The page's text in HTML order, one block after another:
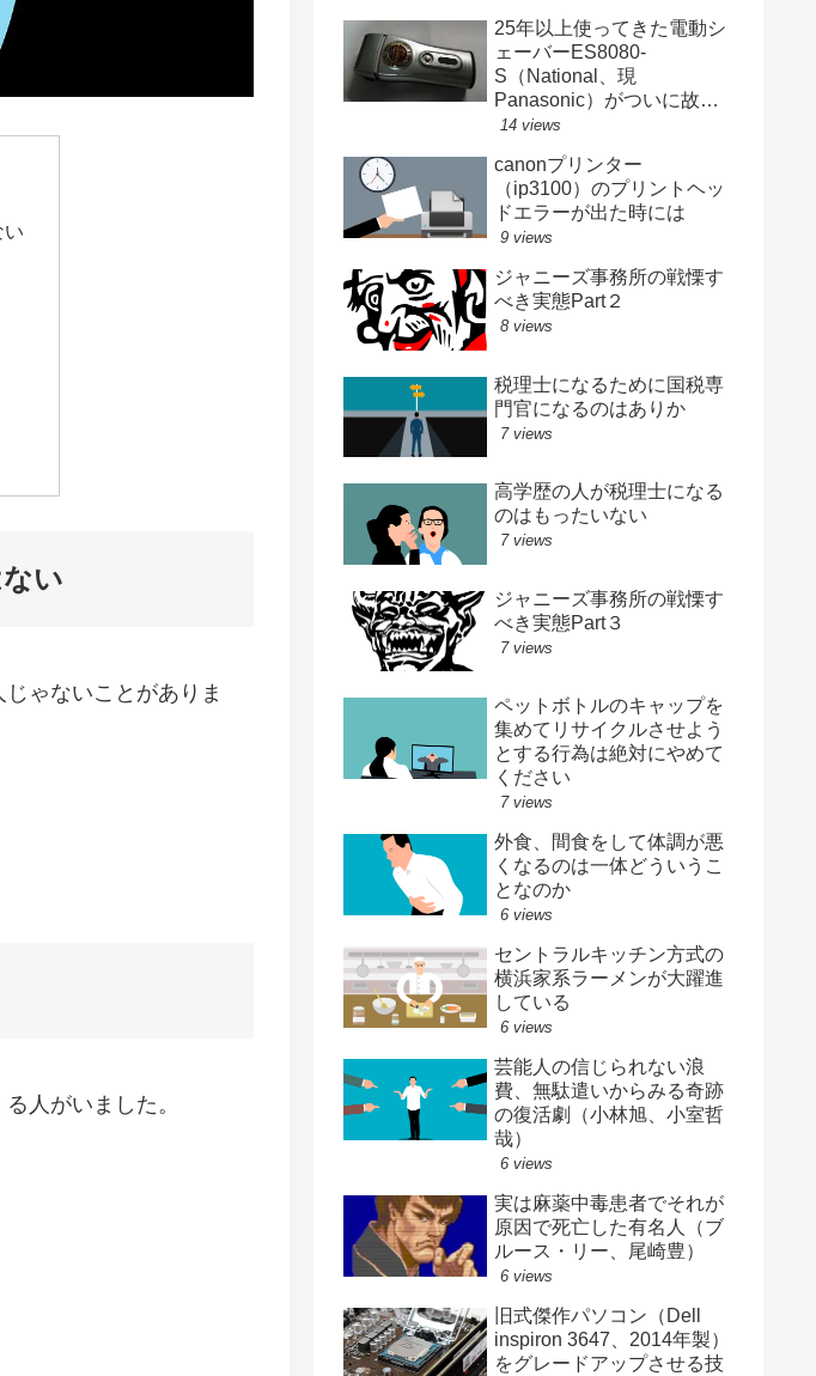
い
い
ゃないことがありま
人がいました。
25年以上使ってきた電動シ
ェーバーES8080-
S（National、現
Panasonic）がついに故障
する
14 views
canonプリンター
（ip3100）のプリントヘッ
ドエラーが出た時には
9 views
ジャニーズ事務所の戦慄す
べき実態Part２
8 views
税理士になるために国税専
門官になるのはありか
7 views
高学歴の人が税理士になる
のはもったいない
7 views
ジャニーズ事務所の戦慄す
べき実態Part３
7 views
ペットボトルのキャップを
集めてリサイクルさせよう
とする行為は絶対にやめて
ください
7 views
外食、間食をして体調が悪
くなるのは一体どういうこ
となのか
6 views
セントラルキッチン方式の
横浜家系ラーメンが大躍進
している
6 views
芸能人の信じられない浪
費、無駄遣いからみる奇跡
の復活劇（小林旭、小室哲
哉）
6 views
実は麻薬中毒患者でそれが
原因で死亡した有名人（ブ
ルース・リー、尾崎豊）
6 views
旧式傑作パソコン（Dell
inspiron 3647、2014年製）
をグレードアップさせる技